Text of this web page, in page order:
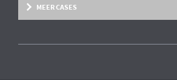
MEER CASES